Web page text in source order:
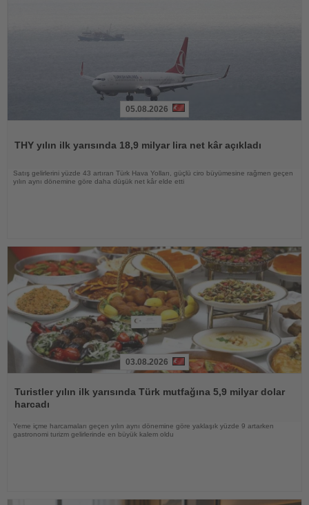
05.08.2026
THY yılın ilk yarısında 18,9 milyar lira net kâr açıkladı
Satış gelirlerini yüzde 43 artıran Türk Hava Yolları, güçlü ciro büyümesine rağmen geçen
yılın aynı dönemine göre daha düşük net kâr elde etti
Oku
03.08.2026
Turistler yılın ilk yarısında Türk mutfağına 5,9 milyar dolar
harcadı
Yeme içme harcamaları geçen yılın aynı dönemine göre yaklaşık yüzde 9 artarken
gastronomi turizm gelirlerinde en büyük kalem oldu